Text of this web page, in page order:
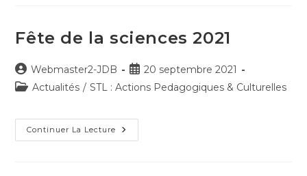
Fête de la sciences 2021
Auteur/autrice
de
Webmaster2-JDB
Publication
publiée :
20 septembre 2021
PostActualités / STL : Actions Pedagogiques & Culturelles
Continuer La Lecture Fête
De